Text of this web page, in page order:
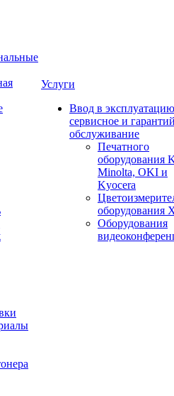
Услуги
Ввод в
сервисное и
обслуживание
Печатного
оборудования
Minolta, OKI и
Kyocera
оборудования
Оборудования